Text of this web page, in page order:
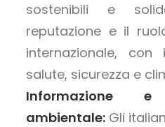
sostenibili e
reputazione e il
internazionale,
salute, sicurezza e
Informazione e
ambientale: Gli